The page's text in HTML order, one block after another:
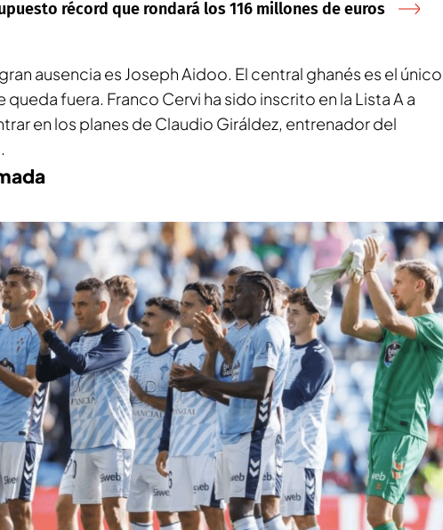
récord que rondará los 116 millones de euros
gran ausencia es Joseph Aidoo. El central ghanés es el único
queda fuera. Franco Cervi ha sido inscrito en la Lista A a
en los planes de Claudio Giráldez, entrenador del